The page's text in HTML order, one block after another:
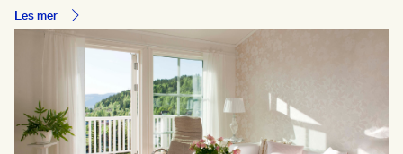
Les mer